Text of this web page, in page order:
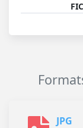
JPG